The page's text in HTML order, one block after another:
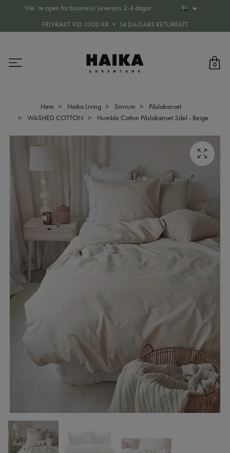
We´re open for business! Leverans 2-4 dagar.
FRI FRAKT VID 1000 KR • 14 DAGARS RETURRÄTT
0
Hem Haika Living Sovrum
Påslakanset
WASHED COTTON
Humble Cotton Påslakanset 3del - Beige